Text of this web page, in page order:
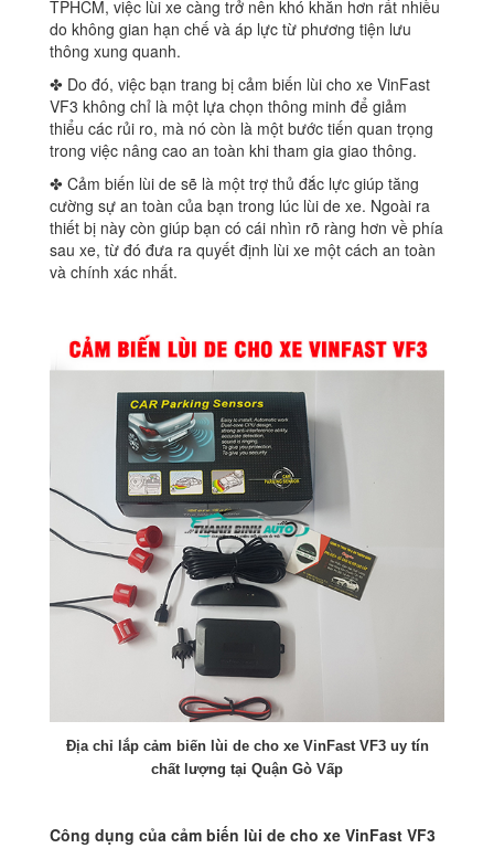
TPHCM, việc lùi xe càng trở nên khó khăn hơn rất nhiều
do không gian hạn chế và áp lực từ phương tiện lưu
thông xung quanh.
✤ Do đó, việc bạn trang bị cảm biến lùi cho xe VinFast
VF3 không chỉ là một lựa chọn thông minh để giảm
thiểu các rủi ro, mà nó còn là một bước tiến quan trọng
trong việc nâng cao an toàn khi tham gia giao thông.
✤ Cảm biến lùi de sẽ là một trợ thủ đắc lực giúp tăng
cường sự an toàn của bạn trong lúc lùi de xe. Ngoài ra
thiết bị này còn giúp bạn có cái nhìn rõ ràng hơn về phía
sau xe, từ đó đưa ra quyết định lùi xe một cách an toàn
và chính xác nhất.
Địa chỉ lắp cảm biến lùi de cho xe VinFast VF3 uy tín
chất lượng tại Quận Gò Vấp
Công dụng của cảm biến lùi de cho xe VinFast VF3